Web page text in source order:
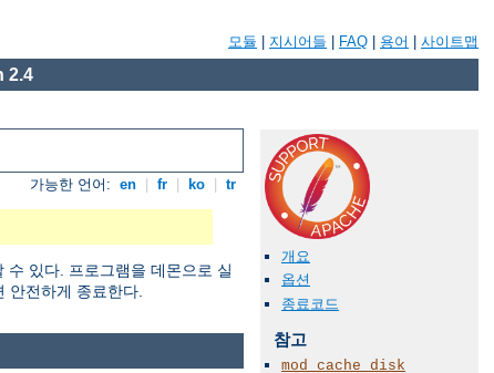
모듈 지시어들 FAQ 용어 사이트맵
2.4
가능한 언어: en fr ko tr
있다. 프로그램을 데몬으로 실
안전하게 종료한다.
개요
옵션
종료코드
참고
mod_cache_disk